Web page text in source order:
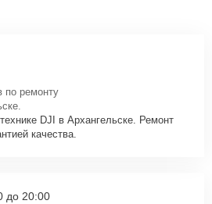
по ремонту
DJI в Архангельске. Ремонт
качества.
до 20:00